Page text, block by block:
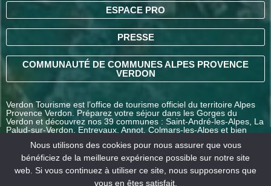
ESPACE PRO
PRESSE
COMMUNAUTÉ DE COMMUNES ALPES PROVENCE
VERDON
Verdon Tourisme est l’office de tourisme officiel du territoire Alpes
Provence Verdon. Préparez votre séjour dans les Gorges du
Verdon et découvrez nos 39 communes : Saint-André-les-Alpes, La
Palud-sur-Verdon, Entrevaux, Annot, Colmars-les-Alpes et bien
COMMENT VENIR ?
Nous utilisons des cookies pour nous assurer que vous
bénéficiez de la meilleure expérience possible sur notre site
web. Si vous continuez à utiliser ce site, nous supposerons que
vous en êtes satisfait.